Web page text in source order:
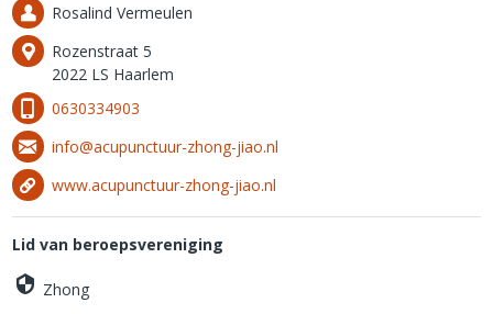
Rosalind Vermeulen
Rozenstraat 5
2022 LS Haarlem
0630334903
info@acupunctuur-zhong-jiao.nl
www.acupunctuur-zhong-jiao.nl
Lid van beroepsvereniging
Zhong